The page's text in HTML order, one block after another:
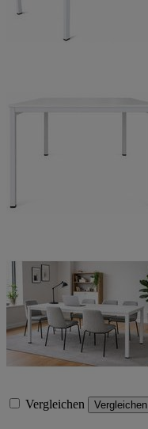
Vergleichen Vergleichen